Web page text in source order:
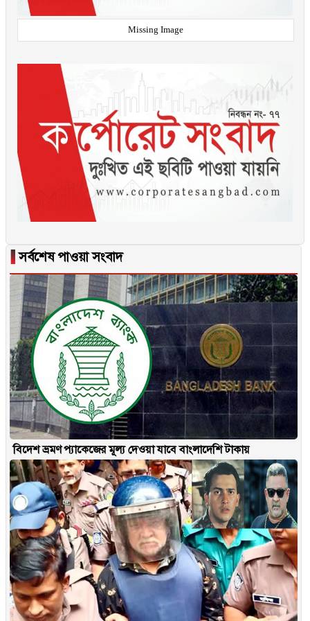
Missing Image
▐সর্বশেষ পাওয়া সংবাদ
বিদেশ ভ্রমণ প্যাকেজের মূল্য দেওয়া যাবে বাংলাদেশি টাকায়